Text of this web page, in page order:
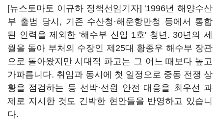
[뉴스토마토 이규하 정책선임기자] '1996년 해양수산
부 출범 당시, 기존 수산청·해운항만청 등에서 통합
된 인력을 제외한 '해수부 신입 1호' 청년. 30년의 세
월을 돌아 부처의 수장인 제25대 황종우 해수부 장관
으로 돌아왔지만 시대적 파고는 그 어느 때보다 높고
가파릅니다. 취임과 동시에 첫 일정으로 중동 전쟁 상
황을 점검하는 등 선박·선원 안전 대응을 최우선 과
제로 지시한 것도 긴박한 현안들을 반영하고 있습니
다.